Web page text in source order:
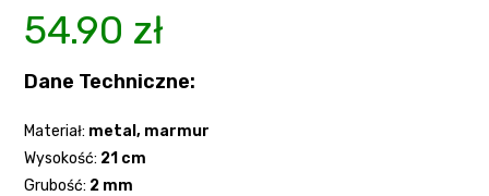
54.90 zł
Dane Techniczne:
Materiał: metal, marmur
Wysokość: 21 cm
Grubość: 2 mm